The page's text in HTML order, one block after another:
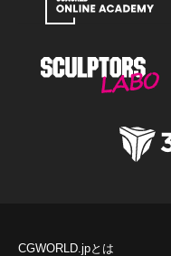
CGWORLD.jpとは